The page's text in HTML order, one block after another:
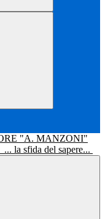
... la sfida del sapere...